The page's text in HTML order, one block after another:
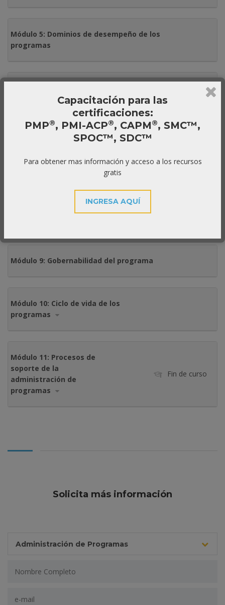
Módulo 5: Dominios de desempeño de los
programas
Módulo 7: Administrando los beneficios
interesados y su compromiso al
Módulo 9: Gobernabilidad del programa
Módulo 10: Ciclo de vida de los
programas
Módulo 11: Procesos de
soporte de la
administración de
programas
Fin de curso
Solicita más información
Administración de Programas
Capacitación para las
certificaciones:
PMP®, PMI-ACP®, CAPM®, SMC™,
SPOC™, SDC™
Para obtener mas información y acceso a los recursos
gratis
INGRESA AQUÍ